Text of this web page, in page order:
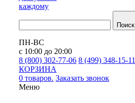
каждому
Поиск
ПН-ВС
с 10:00 до 20:00
8 (800) 302-77-06 8 (499) 348-15-11
КОРЗИНА
0 товаров. Заказать звонок
Меню